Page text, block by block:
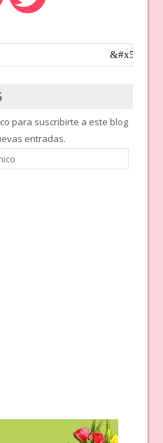
para suscribirte a este blog
entradas.